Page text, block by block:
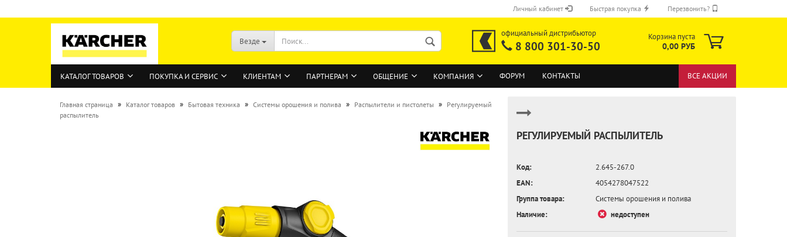
Личный кабинет
ВОЙТИ
Быстрая покупка Перезвонить?
Везде
официальный дистрибьютор
8 800 301-30-50
Корзина пуста
0,00 РУБ
КАТАЛОГ ТОВАРОВ ПОКУПКА И СЕРВИС КЛИЕНТАМ ПАРТНЕРАМ ОБЩЕНИЕ КОМПАНИЯ ФОРУМ КОНТАКТЫ ВСЕ АКЦИИ
Главная страница » Каталог товаров » Бытовая техника » Системы орошения и полива » Распылители и пистолеты » Регулируемый
распылитель
РЕГУЛИРУЕМЫЙ РАСПЫЛИТЕЛЬ
Код:
2.645-267.0
EAN:
4054278047522
Группа товара:
Системы орошения и полива
Наличие:
недоступен